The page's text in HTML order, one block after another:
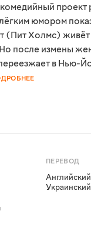
юмором
(Пит Холмс)
после измены
в Нью-
ПЕРЕВОД
Английский
Украинский